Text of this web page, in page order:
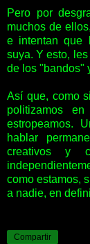
Pero por
muchos de
e intentan que
suya. Y esto,
de los "bandos"
Así que, como
politizamos
estropeamos.
hablar
creativos y
como estamos,
a nadie, en
Compartir